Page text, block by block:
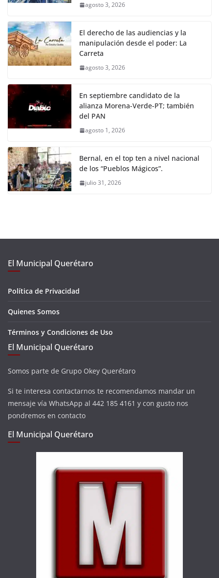
agosto 3, 2026
El derecho de las audiencias y la
manipulación desde el poder: La
Carreta
agosto 3, 2026
En septiembre candidato de la
alianza Morena-Verde-PT; también
del PAN
agosto 1, 2026
Bernal, en el top ten a nivel nacional
de los “Pueblos Mágicos”.
julio 31, 2026
El Municipal Querétaro
Política de Privacidad
Quienes Somos
Términos y Condiciones de Uso
El Municipal Querétaro
Somos parte de Grupo Okey Querétaro
Si te interesa contactarnos te recomendamos mandar un
mensaje vía WhatsApp al 442 185 4161 y con gusto nos
pondremos en contacto
El Municipal Querétaro